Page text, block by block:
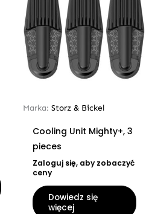
Marka: Storz & Bickel
Cooling Unit Mighty+, 3
pieces
Zaloguj się, aby zobaczyć
ceny
Dowiedz się
więcej